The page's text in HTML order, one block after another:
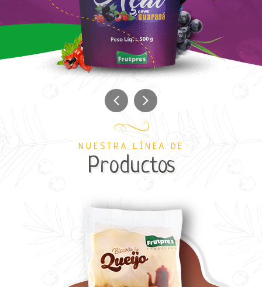
NUESTRA LÍNEA DE
Productos